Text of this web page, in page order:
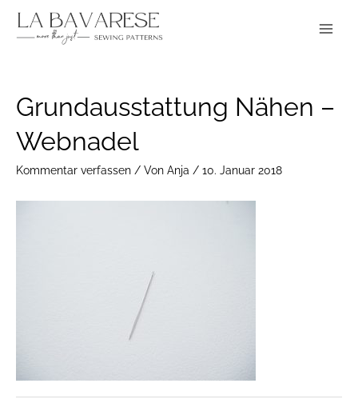
Inhalt
Grundausstattung Nähen –
Webnadel
Kommentar verfassen / Von Anja / 10. Januar 2018
navigation